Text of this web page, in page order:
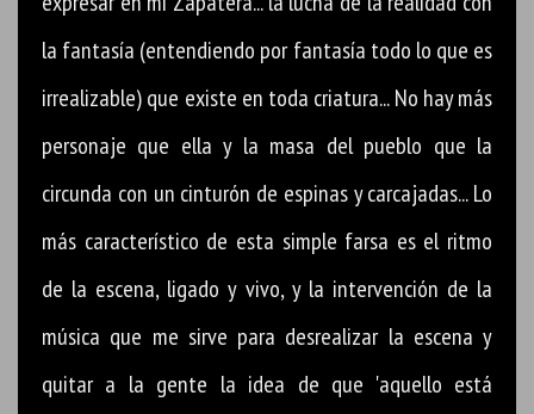
la fantasía (entendiendo por fantasía todo lo que es
irrealizable) que existe en toda criatura... No hay más
personaje que ella y la masa del pueblo que la
circunda con un cinturón de espinas y carcajadas... Lo
más característico de esta simple farsa es el ritmo
de la escena, ligado y vivo, y la intervención de la
música que me sirve para desrealizar la escena y
quitar a la gente la idea de que 'aquello está